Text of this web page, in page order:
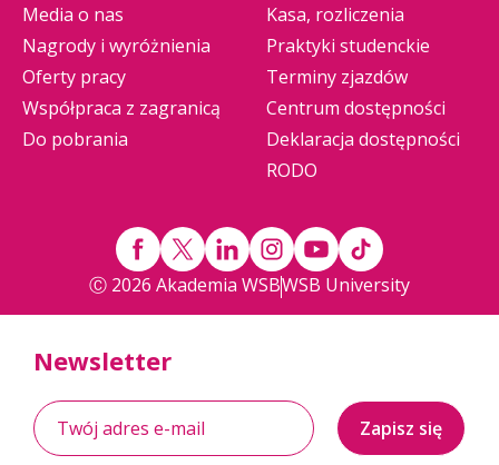
Media o nas
Nagrody i wyróżnienia
Oferty pracy
Współpraca z zagranicą
Do pobrania
Kasa, rozliczenia
Praktyki studenckie
Terminy zjazdów
Centrum dostępności
Deklaracja dostępności
RODO
Ⓒ 2026 Akademia WSBWSB University
Newsletter
Zapisz się